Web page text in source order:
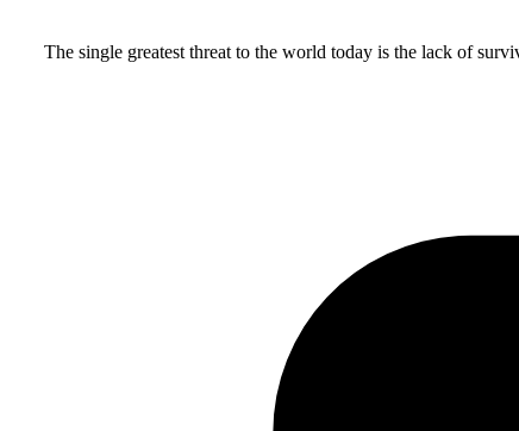
The single greatest threat to the world today is the lack of